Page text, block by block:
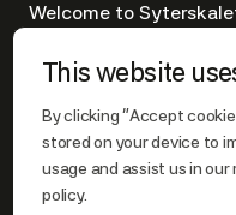
Welcome to
opportunity.
SHORTCUTS
Home
This website
By clicking “Accept
stored on your device to
usage and assist us in
policy.